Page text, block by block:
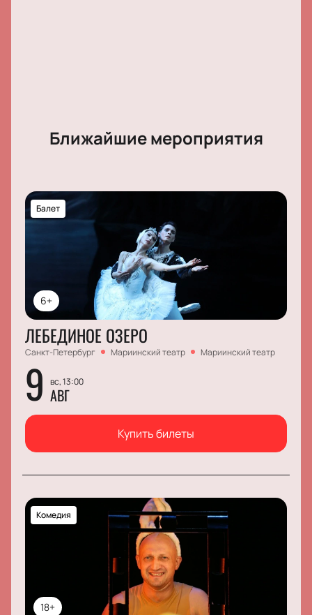
Ближайшие мероприятия
6+
Балет
ЛЕБЕДИНОЕ ОЗЕРО
Санкт-Петербург Мариинский театр Мариинский театр
9 вс, 13:00
АВГ
Купить билеты
18+
Комедия